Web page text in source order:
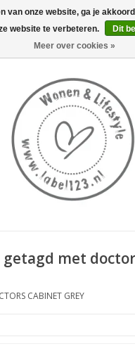
met
CABINET GREY
van onze website, ga je
website te verbeteren.
Dit
Meer over cookies »